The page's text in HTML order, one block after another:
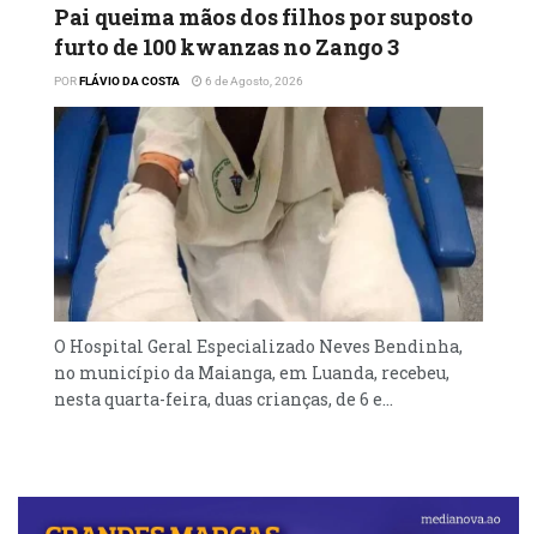
Pai queima mãos dos filhos por suposto
furto de 100 kwanzas no Zango 3
PORFLÁVIO DA COSTA 6 de Agosto, 2026
O Hospital Geral Especializado Neves Bendinha,
no município da Maianga, em Luanda, recebeu,
nesta quarta-feira, duas crianças, de 6 e...